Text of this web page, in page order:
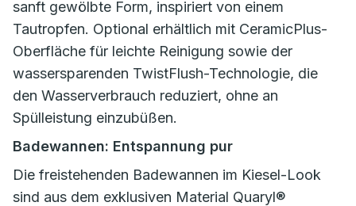
sanft gewölbte Form, inspiriert von einem
Tautropfen. Optional erhältlich mit CeramicPlus-
Oberfläche für leichte Reinigung sowie der
wassersparenden TwistFlush-Technologie, die
den Wasserverbrauch reduziert, ohne an
Spülleistung einzubüßen.
Badewannen: Entspannung pur
Die freistehenden Badewannen im Kiesel-Look
sind aus dem exklusiven Material Quaryl®